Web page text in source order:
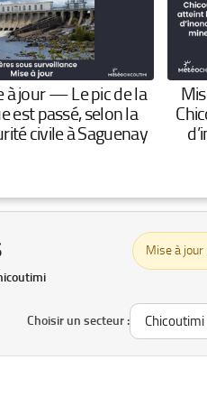
à jour — Le pic de la
est passé, selon la
civile à Saguenay
Mise à
Choisir un secteur :